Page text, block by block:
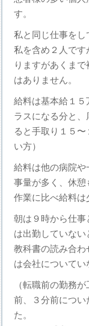
す。
私と同じ仕事をし
私を含め２人で
りますがあくま
はありません。
給料は基本給１
ラスになる分と
ると手取り１５
い方）
給料は他の病院
事量が多く、休憩
作業に比べ給料は
朝は９時から仕
は出勤していな
教科書の読み合
は会社についてい
（転職前の勤務
前、３分前につ
た。